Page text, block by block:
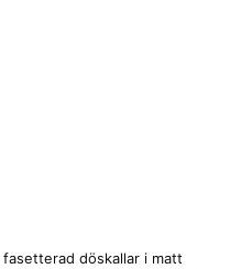
döskallar i matt